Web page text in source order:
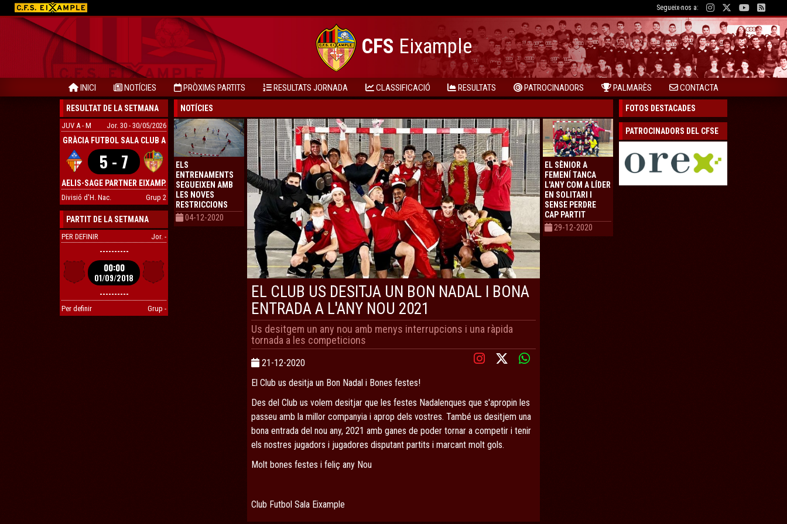
Segueix-nos a:
CFS Eixample
INICI NOTÍCIES PRÒXIMS PARTITS RESULTATS JORNADA CLASSIFICACIÓ RESULTATS PATROCINADORS PALMARÈS CONTACTA
RESULTAT DE LA SETMANA
JUV A - M Jor. 30 - 30/05/2026
GRÀCIA FUTBOL SALA CLUB A
5 - 7
AELIS-SAGE PARTNER EIXAMP.
Divisió d'H. Nac. Grup 2
PARTIT DE LA SETMANA
PER DEFINIR Jor. -
----------
00:00
01/09/2018
----------
Per definir Grup -
NOTÍCIES
ELS
ENTRENAMENTS
SEGUEIXEN AMB
LES NOVES
RESTRICCIONS
04-12-2020
EL CLUB US DESITJA UN BON NADAL I BONA
ENTRADA A L'ANY NOU 2021
Us desitgem un any nou amb menys interrupcions i una ràpida
tornada a les competicions
21-12-2020
El Club us desitja un Bon Nadal i Bones festes!
Des del Club us volem desitjar que les festes Nadalenques que s'apropin les
passeu amb la millor companyia i aprop dels vostres. També us desitjem una
bona entrada del nou any, 2021 amb ganes de poder tornar a competir i tenir
els nostres jugadors i jugadores disputant partits i marcant molt gols.
Molt bones festes i feliç any Nou
Club Futbol Sala Eixample
EL SÈNIOR A
FEMENÍ TANCA
L'ANY COM A LÍDER
EN SOLITARI I
SENSE PERDRE
CAP PARTIT
29-12-2020
FOTOS DESTACADES
PATROCINADORS DEL CFSE